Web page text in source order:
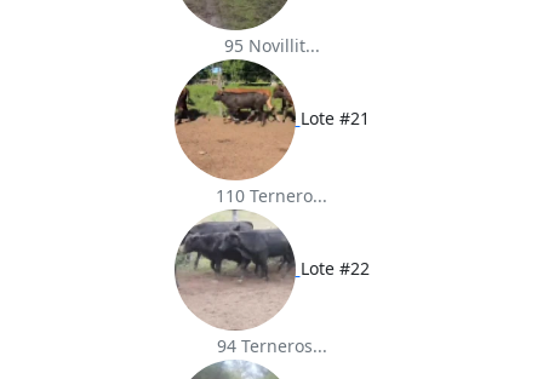
95 Novillit...
Lote #21
110 Ternero...
Lote #22
94 Terneros...